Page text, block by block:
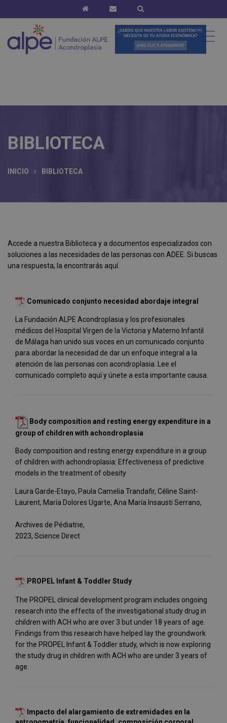
BIBLIOTECA
INICIO BIBLIOTECA
Accede a nuestra Biblioteca y a documentos especializados con
soluciones a las necesidades de las personas con ADEE. Si buscas
una respuesta, la encontrarás aquí.
Comunicado conjunto necesidad abordaje integral
La Fundación ALPE Acondroplasia y los profesionales
médicos del Hospital Virgen de la Victoria y Materno Infantil
de Málaga han unido sus voces en un comunicado conjunto
para abordar la necesidad de dar un enfoque integral a la
atención de las personas con acondroplasia. Lee el
comunicado completo aquí y únete a esta importante causa.
Body composition and resting energy expenditure in a
group of children with achondroplasia
Body composition and resting energy expenditure in a group
of children with achondroplasia: Effectiveness of predictive
models in the treatment of obesity
Laura Garde-Etayo, Paula Camelia Trandafir, Céline Saint-
Laurent, María Dolores Ugarte, Ana María Insausti Serrano,
Archives de Pédiatrie,
2023, Science Direct
PROPEL Infant & Toddler Study
The PROPEL clinical development program includes ongoing
research into the effects of the investigational study drug in
children with ACH who are over 3 but under 18 years of age.
Findings from this research have helped lay the groundwork
for the PROPEL Infant & Toddler study, which is now exploring
the study drug in children with ACH who are under 3 years of
age.
Impacto del alargamiento de extremidades en la